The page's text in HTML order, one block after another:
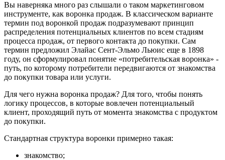
Вы наверняка много раз слышали о таком маркетинговом
инструменте, как воронка продаж. В классическом варианте
термин под воронкой продаж подразумевают принцип
распределения потенциальных клиентов по всем стадиям
процесса продаж, от первого контакта до покупки. Сам
термин предложил Элайас Сент-Эльмо Льюис еще в 1898
году, он сформулировал понятие «потребительская воронка» -
путь, по которому потребители передвигаются от знакомства
до покупки товара или услуги.
Для чего нужна воронка продаж? Для того, чтобы понять
логику процессов, в которые вовлечен потенциальный
клиент, проходящий путь от момента знакомства с продуктом
до покупки.
Стандартная структура воронки примерно такая:
знакомство;